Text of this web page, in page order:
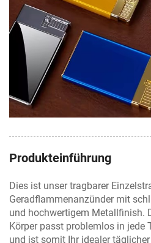
Produkteinführung
Dies ist unser tragbarer
Geradflammenanzünder mit
und hochwertigem Metallfinish.
Körper passt problemlos in jede
und ist somit Ihr idealer täglicher